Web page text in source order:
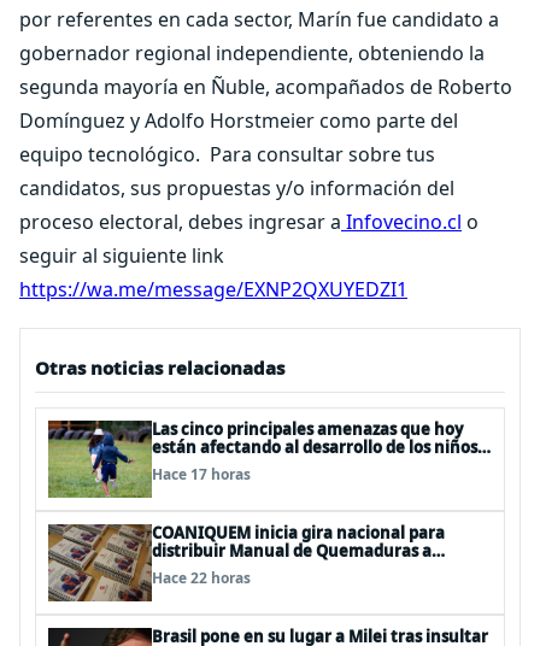
por referentes en cada sector, Marín fue candidato a
gobernador regional independiente, obteniendo la
segunda mayoría en Ñuble, acompañados de Roberto
Domínguez y Adolfo Horstmeier como parte del
equipo tecnológico. Para consultar sobre tus
candidatos, sus propuestas y/o información del
proceso electoral, debes ingresar a Infovecino.cl o
seguir al siguiente link
https://wa.me/message/EXNP2QXUYEDZI1
Otras noticias relacionadas
Las cinco principales amenazas que hoy
están afectando al desarrollo de los niños
en Chile
Hace 17 horas
COANIQUEM inicia gira nacional para
distribuir Manual de Quemaduras a
profesionales de la salud
Hace 22 horas
Brasil pone en su lugar a Milei tras insultar